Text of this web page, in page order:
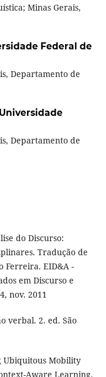
Minas Gerais,
Federal de
Departamento de
Universidade
Departamento de
do Discurso:
Tradução de
Ferreira. EID&A -
em Discurso e
nov. 2011
verbal. 2. ed. São
Ubiquitous Mobility
Aware Learning.